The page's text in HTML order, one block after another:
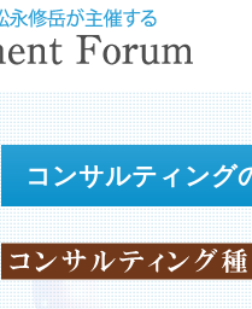
コンサルティング